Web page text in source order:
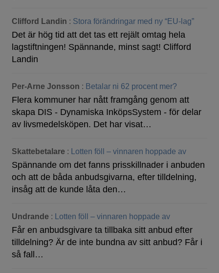
Clifford Landin : Stora förändringar med ny “EU-lag”
Det är hög tid att det tas ett rejält omtag hela
lagstiftningen! Spännande, minst sagt! Clifford
Landin
Per-Arne Jonsson : Betalar ni 62 procent mer?
Flera kommuner har nått framgång genom att
skapa DIS - Dynamiska InköpsSystem - för delar
av livsmedelsköpen. Det har visat…
Skattebetalare : Lotten föll – vinnaren hoppade av
Spännande om det fanns prisskillnader i anbuden
och att de båda anbudsgivarna, efter tilldelning,
insåg att de kunde låta den…
Undrande : Lotten föll – vinnaren hoppade av
Får en anbudsgivare ta tillbaka sitt anbud efter
tilldelning? Är de inte bundna av sitt anbud? Får i
så fall…